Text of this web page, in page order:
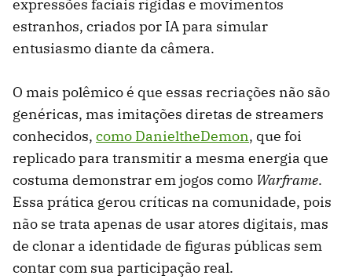
expressões faciais rígidas e movimentos
estranhos, criados por IA para simular
entusiasmo diante da câmera.
O mais polêmico é que essas recriações não são
genéricas, mas imitações diretas de streamers
conhecidos, como DanieltheDemon, que foi
replicado para transmitir a mesma energia que
costuma demonstrar em jogos como Warframe.
Essa prática gerou críticas na comunidade, pois
não se trata apenas de usar atores digitais, mas
de clonar a identidade de figuras públicas sem
contar com sua participação real.